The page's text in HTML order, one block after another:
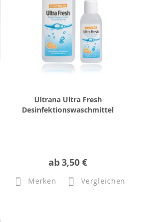
Ultrana Ultra Fresh
Desinfektionswaschmittel
ab3,50 €
Merken Vergleichen